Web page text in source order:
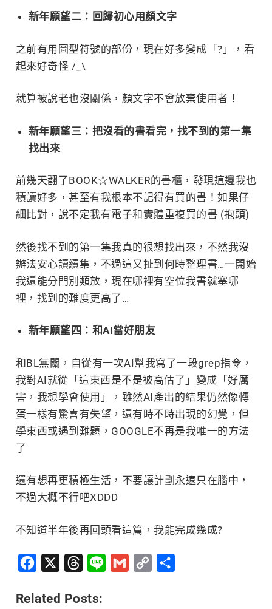
新年願望二：回歸初心用顏文字
之前有用圖型符號的部份，現在好多變成「?」，看
起來好奇怪 /_\
就算被說老也沒關係，顏文字不會放棄使用者！
新年願望三：把沒看的書看完，找不到的第一集
找出來
前幾天翻了BOOK☆WALKER的書櫃，發現這邊我也
積讀好多，甚至有我根本不記得有買的書！如果仔
細比對，說不定我有電子和實體重複買的書 (抱頭)
然後找不到的第一集我真的很想找出來，不然我沒
辦法安心讀續集，不過這又扯到何時整理書…一開始
我還能分門別類放，現在哪裡有空位我書就塞哪
裡，找到的難度更高了…
新年願望四：和AI當好朋友
和BL無關，自從有一次AI幫我寫了一段grep指令，
我對AI就從「這東西是不是被高估了」變成「好厲
害，我想學會使用」，雖然AI產出的結果仍然像轉
蛋一樣有驚喜有失望，還有時不時出現的幻覺，但
學東西或遇到難題，GOOGLE不再是我唯一的方法
了
還有想再更積極生活，不要讓計劃永遠只在腦中，
不過大概不行吧XDDD
不知道半年後再回頭看這篇，我能完成幾成?
Facebook Threads
Line Gmail
Copy
Related Posts: